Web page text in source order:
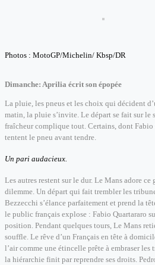
Photos : MotoGP/Michelin/ Kbsp/DR
Dimanche: Aprilia écrit son épopée
La pluie, les pneus et les choix qui décident
matin, la pluie s’invite. Le départ se fait sur le
fraîcheur complique tout. Certains, dont Fabio
tentent le pneu avant tendre.
Un pari audacieux.
Les autres restent sur le dur. Le Mans adore ce
dilemme. Un départ qui fait trembler les
Bezzecchi s’élance parfaitement et prend la
le public français explose : Fabio Quartararo
position. Pendant quelques tours, Le Mans
souffle. Le rêve d’un Français en tête à
l’air comme une étincelle prête à embraser les
la hiérarchie finit par reprendre ses droits.